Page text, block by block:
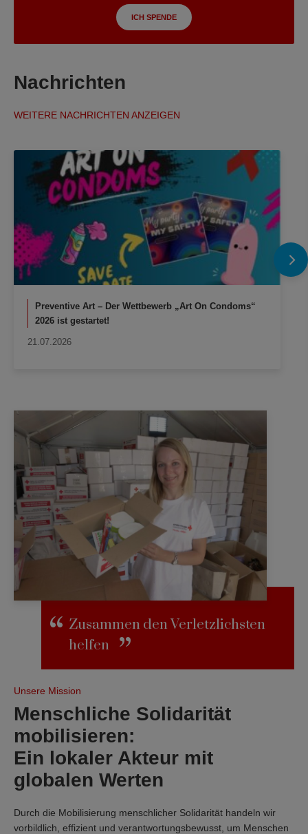
Nachrichten
WEITERE NACHRICHTEN ANZEIGEN
Preventive Art – Der Wettbewerb „Art On Condoms“
2026 ist gestartet!
21.07.2026
Zusammen den Verletzlichsten
helfen
Unsere Mission
Menschliche Solidarität
mobilisieren:
Ein lokaler Akteur mit
globalen Werten
Durch die Mobilisierung menschlicher Solidarität handeln wir
vorbildlich, effizient und verantwortungsbewusst, um Menschen